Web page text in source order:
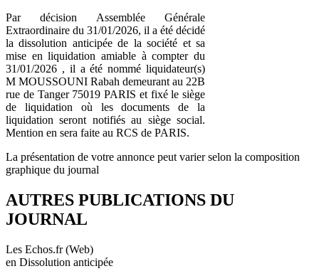
Par décision Assemblée Générale
Extraordinaire du 31/01/2026, il a été décidé
la dissolution anticipée de la société et sa
mise en liquidation amiable à compter du
31/01/2026 , il a été nommé liquidateur(s)
M MOUSSOUNI Rabah demeurant au 22B
rue de Tanger 75019 PARIS et fixé le siège
de liquidation où les documents de la
liquidation seront notifiés au siège social.
Mention en sera faite au RCS de PARIS.
La présentation de votre annonce peut varier selon la composition
graphique du journal
AUTRES PUBLICATIONS DU
JOURNAL
Les Echos.fr (Web)
en Dissolution anticipée